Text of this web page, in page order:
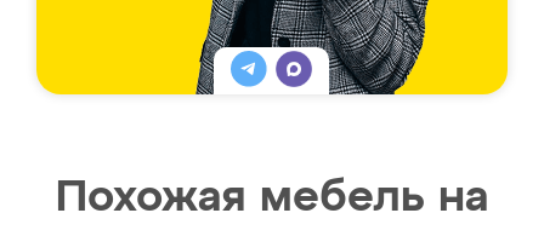
Похожая мебель на